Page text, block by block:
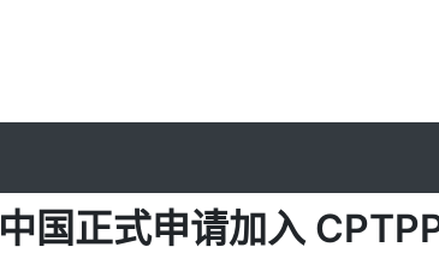
中国正式申请加入